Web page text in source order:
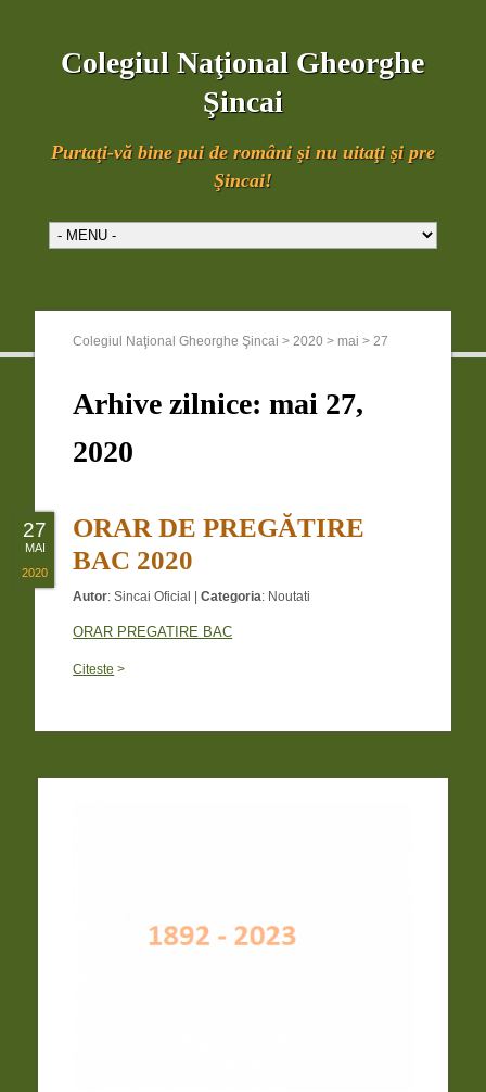
Colegiul Naţional Gheorghe
Şincai
Purtaţi-vă bine pui de români şi nu uitaţi şi pre
Şincai!
Colegiul Naţional Gheorghe Şincai >2020 > mai >27
Arhive zilnice:mai 27,
2020
ORAR DE PREGĂTIRE
BAC 2020
Autor:Sincai Oficial |Categoria: Noutati
ORAR PREGATIRE BAC
Citeste >
27
MAI
2020